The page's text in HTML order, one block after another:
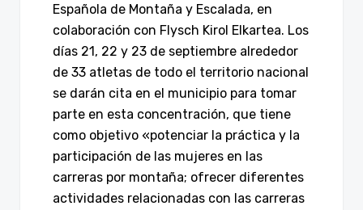
Española de Montaña y Escalada, en
colaboración con Flysch Kirol Elkartea. Los
días 21, 22 y 23 de septiembre alrededor
de 33 atletas de todo el territorio nacional
se darán cita en el municipio para tomar
parte en esta concentración, que tiene
como objetivo «potenciar la práctica y la
participación de las mujeres en las
carreras por montaña; ofrecer diferentes
actividades relacionadas con las carreras